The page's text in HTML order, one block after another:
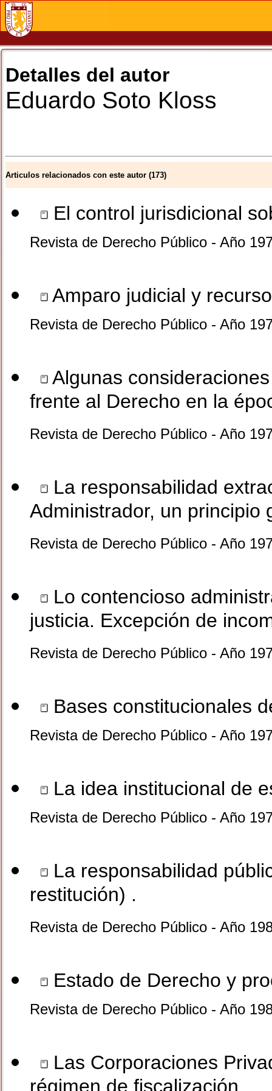
Detalles del autor
Eduardo Soto Kloss
Articulos relacionados con este autor (173)
El control jurisdicional
Revista de Derecho Público - Año
Amparo judicial y
Revista de Derecho Público - Año
Algunas
frente al Derecho en la
Revista de Derecho Público - Año
La responsabilidad
Administrador, un principio
Revista de Derecho Público - Año
Lo contencioso
justicia. Excepción de
Revista de Derecho Público - Año
Bases constitucionales
Revista de Derecho Público - Año
La idea institucional de
Revista de Derecho Público - Año
La responsabilidad
restitución) .
Revista de Derecho Público - Año
Estado de Derecho y
Revista de Derecho Público - Año
Las Corporaciones